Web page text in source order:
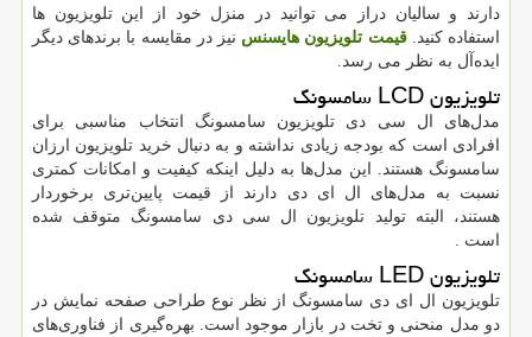
دارند و سالیان دراز می توانید در منزل خود از این تلویزیون ها
استفاده کنید.قیمت تلویزیون هایسنس نیز در مقایسه با برندهای دیگر
ایده‌آل به نظر می رسد.
تلویزیونLCD سامسونگ
مدل‌های ال سی دی تلویزیون سامسونگ انتخاب مناسبی برای
افرادی است که بودجه زیادی نداشته و به دنبال خرید تلویزیون ارزان
سامسونگ هستند. این مدل‌ها به دلیل اینکه کیفیت و امکانات کمتری
نسبت به مدل‌های ال ای دی دارند از قیمت پایین‌تری برخوردار
هستند، البته تولید تلویزیون ال سی دی سامسونگ متوقف شده
است
تلویزیونLED سامسونگ
تلویزیون ال ای دی سامسونگ از نظر نوع طراحی صفحه نمایش در
دو مدل منحنی و تخت در بازار موجود است. بهره‌گیری از فناوری‌های